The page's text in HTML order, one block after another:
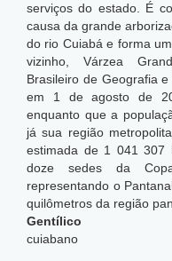
serviços do estado. É
causa da grande
do rio Cuiabá e forma
vizinho, Várzea
Brasileiro de Geografia
em 1 de agosto de
enquanto que a
já sua região
estimada de 1 041 307
doze sedes da
representando o
quilômetros da região
Gentílico
cuiabano